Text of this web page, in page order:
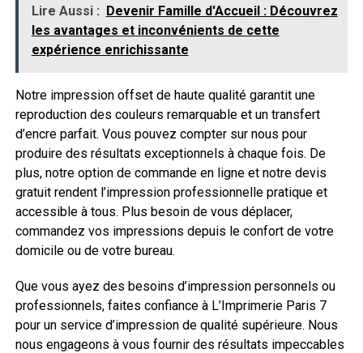
Lire Aussi : Devenir Famille d'Accueil : Découvrez
les avantages et inconvénients de cette
expérience enrichissante
Notre impression offset de haute qualité garantit une
reproduction des couleurs remarquable et un transfert
d’encre parfait. Vous pouvez compter sur nous pour
produire des résultats exceptionnels à chaque fois. De
plus, notre option de commande en ligne et notre devis
gratuit rendent l’impression professionnelle pratique et
accessible à tous. Plus besoin de vous déplacer,
commandez vos impressions depuis le confort de votre
domicile ou de votre bureau.
Que vous ayez des besoins d’impression personnels ou
professionnels, faites confiance à L’Imprimerie Paris 7
pour un service d’impression de qualité supérieure. Nous
nous engageons à vous fournir des résultats impeccables